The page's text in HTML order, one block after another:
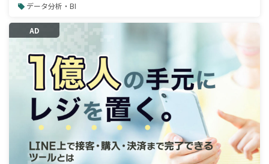
データ分析・BI
AD